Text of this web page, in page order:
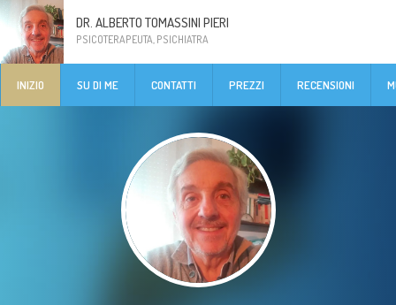
DR. ALBERTO TOMASSINI PIERI
PSICOTERAPEUTA, PSICHIATRA
INIZIO SU DI ME CONTATTI PREZZI RECENSIONI